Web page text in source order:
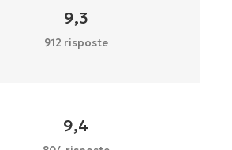
9,3
912 risposte
9,4